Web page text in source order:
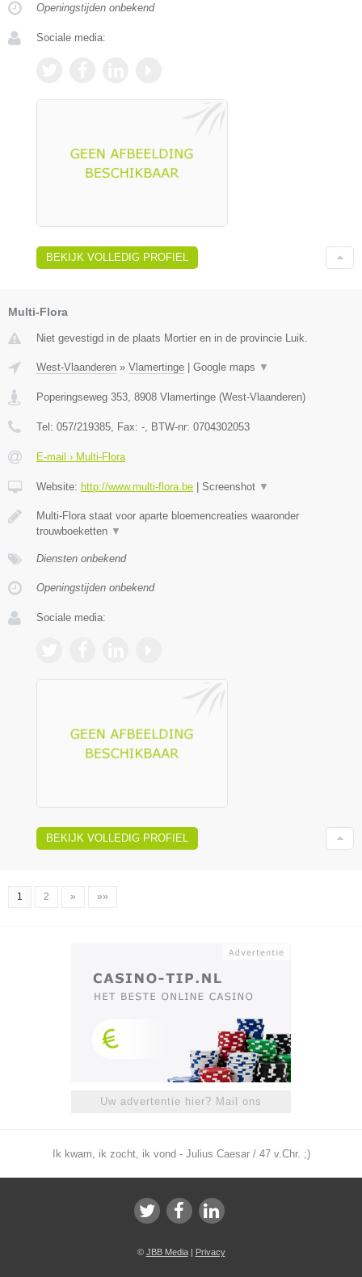
Openingstijden onbekend
Sociale media:
BEKIJK VOLLEDIG PROFIEL
Multi-Flora
Niet gevestigd in de plaats Mortier en in de provincie Luik.
West-Vlaanderen » Vlamertinge Google maps ▼
Poperingseweg 353, 8908 Vlamertinge (West-Vlaanderen)
Tel: 057/219385, Fax: -, BTW-nr: 0704302053
E-mail › Multi-Flora
Website: http://www.multi-flora.be Screenshot ▼
Multi-Flora staat voor aparte bloemencreaties waaronder
trouwboeketten ▼
Diensten onbekend
Openingstijden onbekend
Sociale media:
BEKIJK VOLLEDIG PROFIEL
1 2 » »»
Uw advertentie hier? Mail ons
Ik kwam, ik zocht, ik vond - Julius Caesar / 47 v.Chr. ;)
© JBB Media| Privacy